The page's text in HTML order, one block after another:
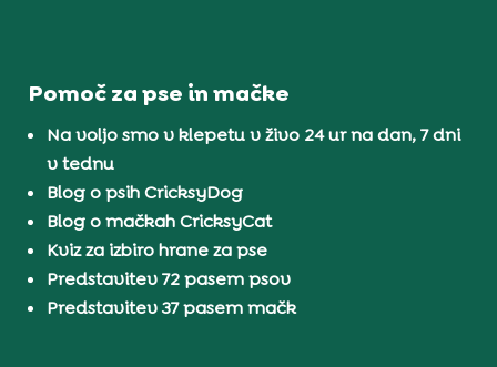
Pomoč za pse in mačke
Na voljo smo v klepetu v živo 24 ur na dan, 7 dni
v tednu
Blog o psih CricksyDog
Blog o mačkah CricksyCat
Kviz za izbiro hrane za pse
Predstavitev 72 pasem psov
Predstavitev 37 pasem mačk